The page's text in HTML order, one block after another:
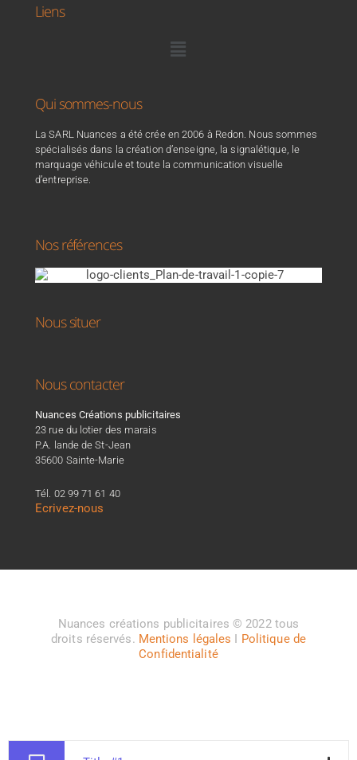
Liens
Qui sommes-nous
La SARL Nuances a été crée en 2006 à Redon. Nous sommes
spécialisés dans la création d’enseigne, la signalétique, le
marquage véhicule et toute la communication visuelle
d’entreprise.
Nos références
Nous situer
Nous contacter
Nuances Créations publicitaires
23 rue du lotier des marais
P.A. lande de St-Jean
35600 Sainte-Marie
Tél. 02 99 71 61 40
Ecrivez-nous
Nuances créations publicitaires © 2022 tous
droits réservés. Mentions légales I Politique de
Confidentialité